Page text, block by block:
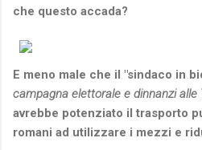
che questo accada?
E meno male che il "sindaco in
campagna elettorale e dinnanzi alle
avrebbe potenziato il trasporto
romani ad utilizzare i mezzi e